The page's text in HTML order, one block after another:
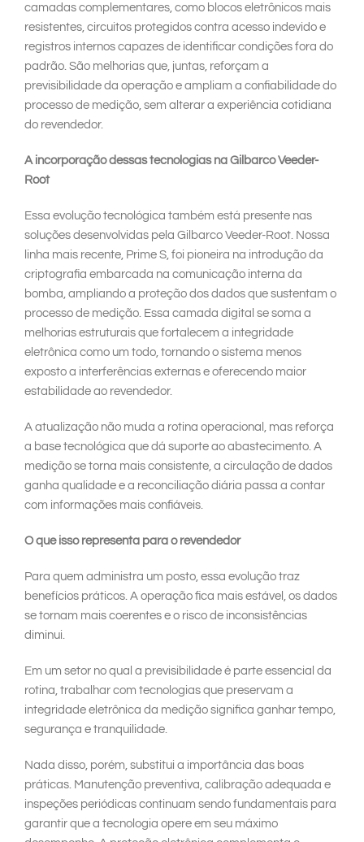
camadas complementares, como blocos eletrônicos mais
resistentes, circuitos protegidos contra acesso indevido e
registros internos capazes de identificar condições fora do
padrão. São melhorias que, juntas, reforçam a
previsibilidade da operação e ampliam a confiabilidade do
processo de medição, sem alterar a experiência cotidiana
do revendedor.
A incorporação dessas tecnologias na Gilbarco Veeder-
Root
Essa evolução tecnológica também está presente nas
soluções desenvolvidas pela Gilbarco Veeder-Root. Nossa
linha mais recente, Prime S, foi pioneira na introdução da
criptografia embarcada na comunicação interna da
bomba, ampliando a proteção dos dados que sustentam o
processo de medição. Essa camada digital se soma a
melhorias estruturais que fortalecem a integridade
eletrônica como um todo, tornando o sistema menos
exposto a interferências externas e oferecendo maior
estabilidade ao revendedor.
A atualização não muda a rotina operacional, mas reforça
a base tecnológica que dá suporte ao abastecimento. A
medição se torna mais consistente, a circulação de dados
ganha qualidade e a reconciliação diária passa a contar
com informações mais confiáveis.
O que isso representa para o revendedor
Para quem administra um posto, essa evolução traz
benefícios práticos. A operação fica mais estável, os dados
se tornam mais coerentes e o risco de inconsistências
diminui.
Em um setor no qual a previsibilidade é parte essencial da
rotina, trabalhar com tecnologias que preservam a
integridade eletrônica da medição significa ganhar tempo,
segurança e tranquilidade.
Nada disso, porém, substitui a importância das boas
práticas. Manutenção preventiva, calibração adequada e
inspeções periódicas continuam sendo fundamentais para
garantir que a tecnologia opere em seu máximo